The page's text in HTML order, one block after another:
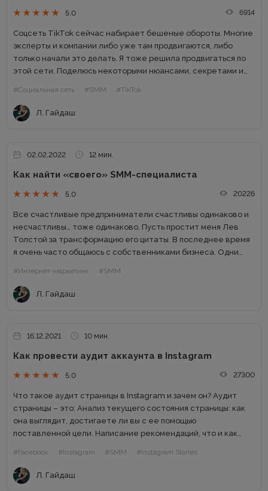
5.0 6914
Соцсеть TikTok сейчас набирает бешеные обороты. Многие
эксперты и компании либо уже там продвигаются, либо
только начали это делать. Я тоже решила продвигаться по
этой сети. Поделюсь некоторыми нюансами, секретами и
#Социальная сеть #SMM #TikTok
Л. Гайдаш
02.02.2022 12 мин.
Как найти «своего» SMM-специалиста
5.0 20226
Все счастливые предприниматели счастливы одинаково и
несчастливы… тоже одинаково. Пусть простит меня Лев
Толстой за трансформацию его цитаты. В последнее время
я очень часто общаюсь с собственниками бизнеса. Одни
своего дела, другие только прощупывают...
#Интернет-маркетинг #SMM
Л. Гайдаш
16.12.2021 10 мин.
Как провести аудит аккаунта в Instagram
5.0 27300
Что такое аудит страницы в Instagram и зачем он? Аудит
страницы – это: Анализ текущего состояния страницы: как
она выглядит, достигаете ли вы с ее помощью
поставленной цели. Написание рекомендаций, что и как
#Facebook #Instagram #SMM #Instagram Stories
Л. Гайдаш